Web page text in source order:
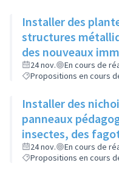
Installer des
structures
des nouveaux
24 nov.
En cours de
Propositions en cours
Installer des
panneaux
insectes, des
pour stimuler la
Château à la Roue
24 nov.
En cours de
Propositions en cours